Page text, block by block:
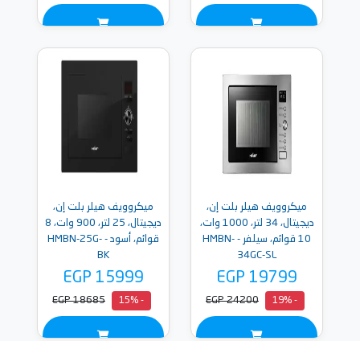
ميكروويف هيلر بلت إن،
ديجيتال، 34 لتر، 1000 وات،
10 قوائم، سيلفر - HMBN-
34GC-SL
EGP 19799
- 19%
EGP 24200
ميكروويف هيلر بلت إن،
ديجيتال، 25 لتر، 900 وات، 8
قوائم، أسود - HMBN-25G-
BK
EGP 15999
- 15%
EGP 18685